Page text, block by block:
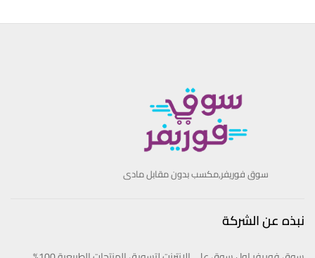
سوق فوريفر,مكسب بدون مقابل مادى
نبذه عن الشركة